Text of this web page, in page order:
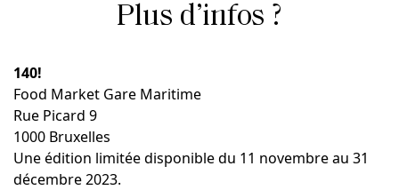
Plus d’infos ?
140!
Food Market Gare Maritime
Rue Picard 9
1000 Bruxelles
Une édition limitée disponible du 11 novembre au 31
décembre 2023.